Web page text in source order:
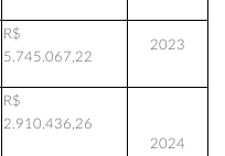
R$
5.745.067,22
2023
R$
2.910.436,26
2024